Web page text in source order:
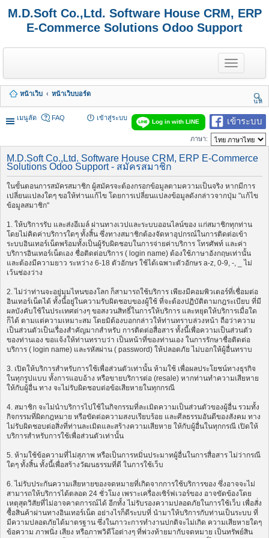
M.D.Soft Co.,Ltd. Software House CRM, ERP
E-Commerce Solutions Odoo Support
T
o
g
e
n
a
v
i
a
o
n
หน้าเว็บ
หน้าเว็บบอร์ด
นห
า
เมนูลัด
เข้าระบบ
Log in with LINE
FAQ เข้าสู่ระบบ
ภาษา:
M.D.Soft Co.,Ltd. Software House CRM, ERP E-Commerce
Solutions Odoo Support - สมัครสมาชิก
ในขั้นตอนการสมัครสมาชิก ผู้สมัครจะต้องกรอกข้อมูลตามความเป็นจริง หากมีการ
เปลี่ยนแปลงใดๆ ขอให้ท่านแก้ไข โดยการเปลี่ยนแปลงข้อมูลดังกล่าวจากปุ่ม "แก้ไข
ข้อมูลสมาชิก"
1. ให้บริการรับ และส่งอีเมล์ ผ่านทางเวปและระบบออนไลน์ของ แก่สมาชิกทุกท่าน
โดยไม่คิดค่าบริการใดๆ ทั้งสิ้น ซึ่งทางสมาชิกต้องจัดหาอุปกรณ์ในการติดต่อเข้า
ระบบอินเทอร์เน็ตพร้อมทั้งเป็นผู้รับผิดชอบในการจ่ายค่าบริการ โทรศัพท์ และค่า
บริการอินเทอร์เน็ตเอง ชื่อติดต่อบริการ ( login name) ต้องใช้ภาษาอังกฤษเท่านั้น
และต้องมีความยาว ระหว่าง 6-18 ตัวอักษร ใช้ได้เฉพาะตัวอักษร a-z, 0-9, -, _ ไม่
เว้นช่องว่าง
2. ไม่ว่าท่านจะอยู่มุมไหนของโลก ก็สามารถใช้บริการ เพียงมีคอมพิวเตอร์ที่เชื่อมต่อ
อินเทอร์เน็ตได้ ทั้งนี้อยู่ในความรับผิดชอบของผู้ใช้ ที่จะต้องปฏิบัติตามกฎระเบียบ ที่มี
ผลบังคับใช้ในประเทศต่างๆ ขอสงวนสิทธิ์ในการให้บริการ และหยุดให้บริการเมื่อใด
ก็ได้ ตามแต่ความเหมาะสม โดยมิต้องบอกกล่าวให้ท่านทราบล่วงหน้า ถือว่าความ
เป็นส่วนตัวเป็นเรื่องสำคัญมากสำหรับ การติดต่อสื่อสาร ทั้งนี้เพื่อความเป็นส่วนตัว
ของท่านเอง ขอแจ้งให้ท่านทราบว่า เป็นหน้าที่ของท่านเอง ในการรักษาชื่อติดต่อ
บริการ ( login name) และรหัสผ่าน ( password) ให้ปลอดภัย ไม่บอกให้ผู้อื่นทราบ
3. เปิดให้บริการสำหรับการใช้เพื่อส่วนตัวเท่านั้น ห้ามใช้ เพื่อผลประโยชน์ทางธุรกิจ
ในทุกรูปแบบ ทั้งการแอบอ้าง หรือขายบริการต่อ (resale) หากท่านทำความเสียหาย
ให้กับผู้อื่น ทาง จะไม่รับผิดชอบต่อข้อเสียหายในทุกกรณี
4. สมาชิก จะไม่นำบริการไปใช้ในกิจกรรมที่ละเมิดความเป็นส่วนตัวของผู้อื่น รวมทั้ง
กิจกรรมที่ผิดกฎหมาย หรือขัดต่อความสงบเรียบร้อย และศีลธรรมอันดีของสังคม ทาง
ไม่รับผิดชอบต่อสิ่งที่ท่านละเมิดและสร้างความเสียหาย ให้กับผู้อื่นในทุกกรณี เปิดให้
บริการสำหรับการใช้เพื่อส่วนตัวเท่านั้น
5. ห้ามใช้ข้อความที่ไม่สุภาพ หรือเป็นการหมิ่นประมาทผู้อื่นในการสื่อสาร ไม่ว่ากรณี
ใดๆ ทั้งสิ้น ทั้งนี้เพื่อสร้างวัฒนธรรมที่ดี ในการใช้เว็บ
6. ไม่รับประกันความเสียหายของจดหมายที่เกิดจากการใช้บริการของ ซึ่งอาจจะไม่
สามารถให้บริการได้ตลอด 24 ชั่วโมง เพราะเครื่องเซิร์ฟเวอร์ของ อาจขัดข้องโดย
เหตุสุดวิสัยที่ไม่อาจคาดการณ์ได้ อีกทั้ง ไม่รับรองความปลอดภัยในการใช้เว็บ เพื่อสั่ง
ซื้อสินค้าผ่านทางอินเทอร์เน็ต อย่างไรก็ดีระบบที่ นำมาให้บริการกับท่านเป็นระบบ ที่
มีความปลอดภัยได้มาตรฐาน ซึ่งในภาวะการทำงานปกติจะไม่เกิด ความเสียหายใดๆ
ข้อความ ภาพนิ่ง เสียง หรือภาพวิดีโอต่างๆ ที่พ่วงท้ายมากับจดหมาย เป็นทรัพย์สิน